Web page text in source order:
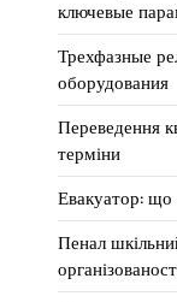
ключевые
Трехфазные
оборудования
Переведення
терміни
Евакуатор: що
Пенал